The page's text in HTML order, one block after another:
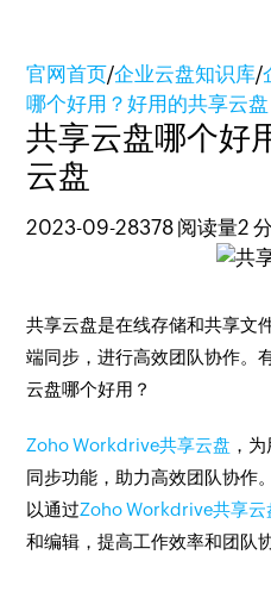
官网首页/企业云盘知识库/
哪个好用？好用的共享云盘
共享云盘哪个好
云盘
2023-09-28378 阅读量2
共享云盘是在线存储和共享文
端同步，进行高效团队协作。
云盘哪个好用？
Zoho Workdrive共享云盘 ，
同步功能，助力高效团队协作
以通过Zoho Workdrive共享云
和编辑，提高工作效率和团队